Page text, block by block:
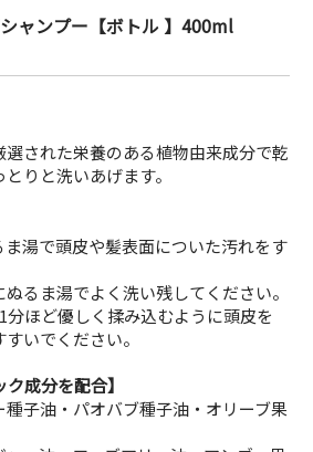
ャンプー【ボトル 】400ml
された栄養のある植物由来成分で乾
りと洗いあげます。
湯で頭皮や髪表面についた汚れをす
るま湯でよく洗い残してください。
分ほど優しく揉み込むように頭皮を
いでください。
ク成分を配合】
子油・パオバブ種子油・オリーブ果